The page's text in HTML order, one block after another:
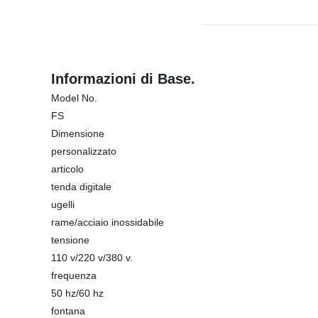
Informazioni di Base.
Model No.
FS
Dimensione
personalizzato
articolo
tenda digitale
ugelli
rame/acciaio inossidabile
tensione
110 v/220 v/380 v.
frequenza
50 hz/60 hz
fontana